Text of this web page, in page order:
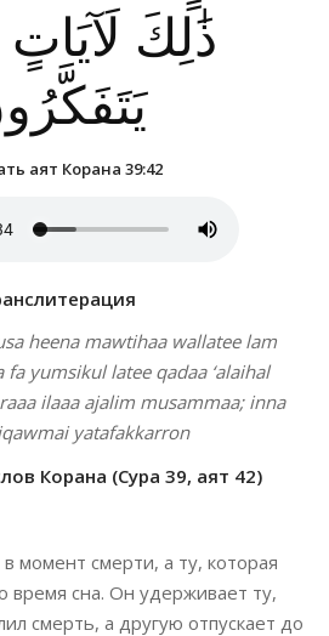
ذَٰلِكَ
аят Корана 39:42
heena mawtihaa wallatee lam
yumsikul latee qadaa ‘alaihal
ilaaa ajalim musammaa; inna
yatafakkarron
Корана (Сура 39, аят 42)
момент смерти, а ту, которая
время сна. Он удерживает ту,
смерть, а другую отпускает до